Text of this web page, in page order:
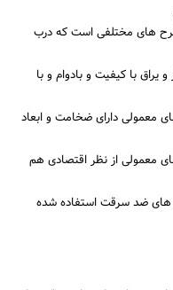
های مختلفی است که درب
با کیفیت و بادوام و با
دارای ضخامت و ابعاد
از نظر اقتصادی هم
های ضد سرقت استفاده شده